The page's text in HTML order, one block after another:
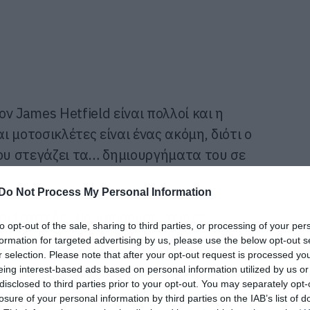
Do Not Process My Personal Information
opt-out of the sale, sharing to third parties, or processing of your
for targeted advertising by us, please use the below opt-out
selection. Please note that after your opt-out request is processed
interest-based ads based on personal information utilized by us
to third parties prior to your opt-out. You may separately
of your personal information by third parties on the IAB’s list of
James Hetfield είναι πολλοί και η
είναι ένας ακόμη, διότι ο
στεγάζει τα… δημιουργήματα του σε
δεν θα μπορούσε να είχε
μας έχει συνηθίσει και με τη μουσική